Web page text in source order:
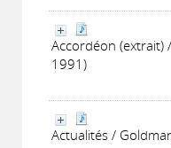
Accordéon (extrait)
1991)
Actualités /